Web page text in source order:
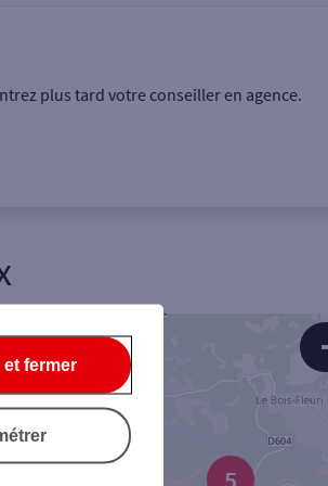
plus tard votre conseiller en agence.
4
fermer